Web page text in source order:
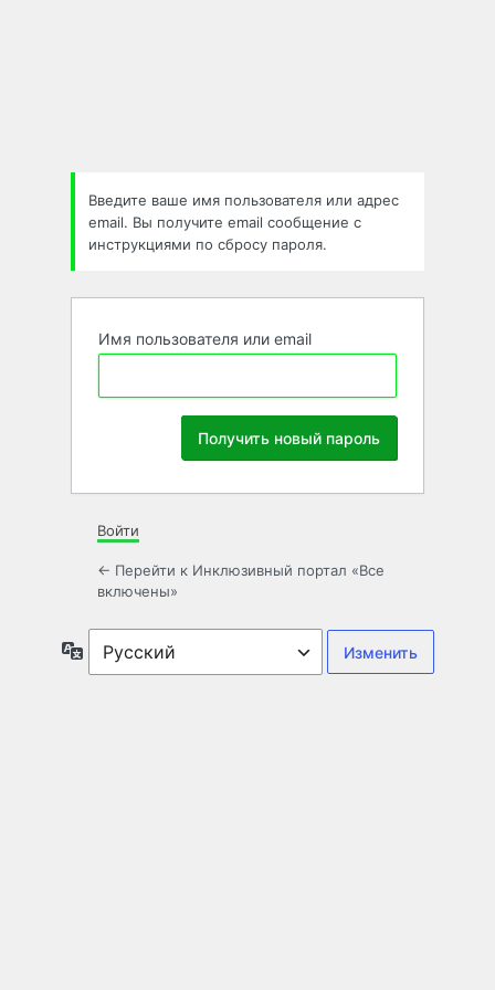
Введите ваше имя пользователя или адрес
email. Вы получите email сообщение с
инструкциями по сбросу пароля.
Имя пользователя или email
Войти
← Перейти к Инклюзивный портал «Все
включены»
Язык